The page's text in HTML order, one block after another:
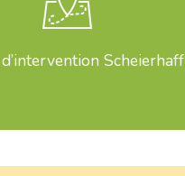
Scheierhaff